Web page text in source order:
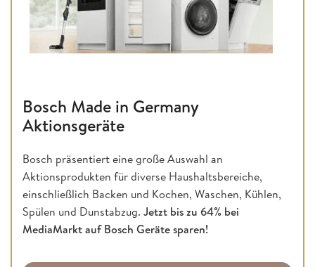
Bosch Made in Germany
Aktionsgeräte
Bosch präsentiert eine große Auswahl an
Aktionsprodukten für diverse Haushaltsbereiche,
einschließlich Backen und Kochen, Waschen, Kühlen,
Spülen und Dunstabzug. Jetzt bis zu 64% bei
MediaMarktauf Bosch Geräte sparen!